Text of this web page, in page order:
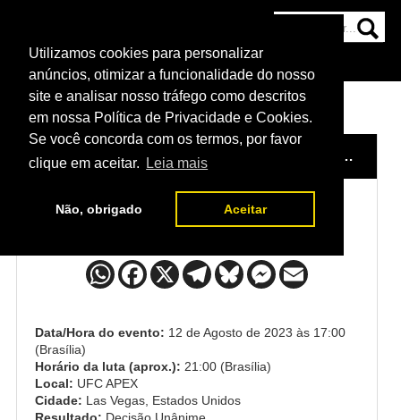
Utilizamos cookies para personalizar
anúncios, otimizar a funcionalidade do nosso
site e analisar nosso tráfego como descritos
em nossa Política de Privacidade e Cookies.
Se você concorda com os termos, por favor
clique em aceitar.
Leia mais
Não, obrigado Aceitar
NOTÍCIAS
HOME EVENTO / UFC: RAFAEL DOS ANJOS X VICENTE LUQUE
AJ Dobson x Tafon Nchukwi
Data/Hora do evento: 12 de Agosto de 2023 às 17:00
(Brasília)
Horário da luta (aprox.): 21:00 (Brasília)
Local: UFC APEX
Cidade: Las Vegas, Estados Unidos
Resultado: Decisão Unânime